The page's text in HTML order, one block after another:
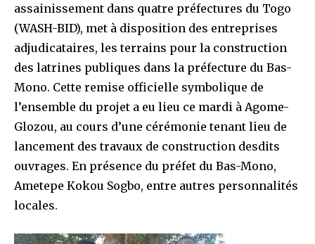
assainissement dans quatre préfectures du Togo
(WASH-BID), met à disposition des entreprises
adjudicataires, les terrains pour la construction
des latrines publiques dans la préfecture du Bas-
Mono. Cette remise officielle symbolique de
l’ensemble du projet a eu lieu ce mardi à Agome-
Glozou, au cours d’une cérémonie tenant lieu de
lancement des travaux de construction desdits
ouvrages. En présence du préfet du Bas-Mono,
Ametepe Kokou Sogbo, entre autres personnalités
locales.